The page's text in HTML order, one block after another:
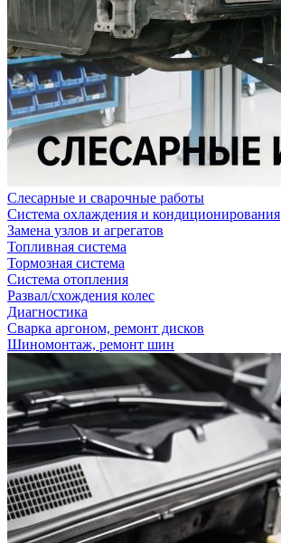
Слесарные и сварочные работы
Система охлаждения и кондиционирования
Замена узлов и агрегатов
Топливная система
Тормозная система
Система отопления
Развал/схождения колес
Диагностика
Сварка аргоном, ремонт дисков
Шиномонтаж, ремонт шин